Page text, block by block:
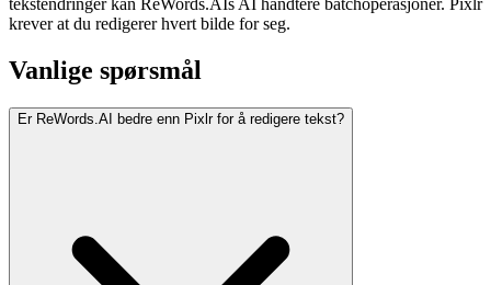
tekstendringer kan ReWords.AIs AI håndtere batchoperasjoner. Pixlr
krever at du redigerer hvert bilde for seg.
Vanlige spørsmål
Er ReWords.AI bedre enn Pixlr for å redigere tekst?